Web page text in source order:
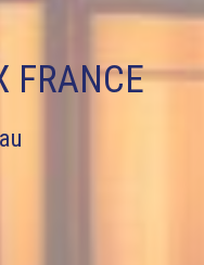
FRANCE